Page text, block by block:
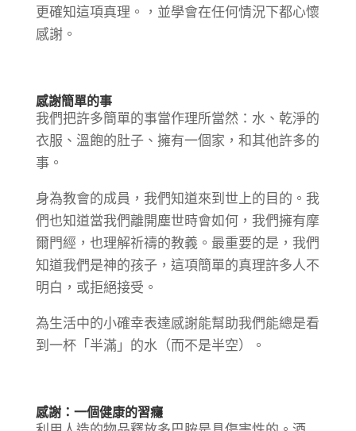
更確知這項真理。，並學會在任何情況下都心懷
感謝。
感謝簡單的事
我們把許多簡單的事當作理所當然：水、乾淨的
衣服、溫飽的肚子、擁有一個家，和其他許多的
事。
身為教會的成員，我們知道來到世上的目的。我
們也知道當我們離開塵世時會如何，我們擁有摩
爾門經，也理解祈禱的教義。最重要的是，我們
知道我們是神的孩子，這項簡單的真理許多人不
明白，或拒絕接受。
為生活中的小確幸表達感謝能幫助我們能總是看
到一杯「半滿」的水（而不是半空）。
感謝：一個健康的習癮